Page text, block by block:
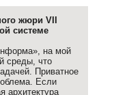
жюри VII
системе
на мой
среды, что
Приватное
Если
архитектура